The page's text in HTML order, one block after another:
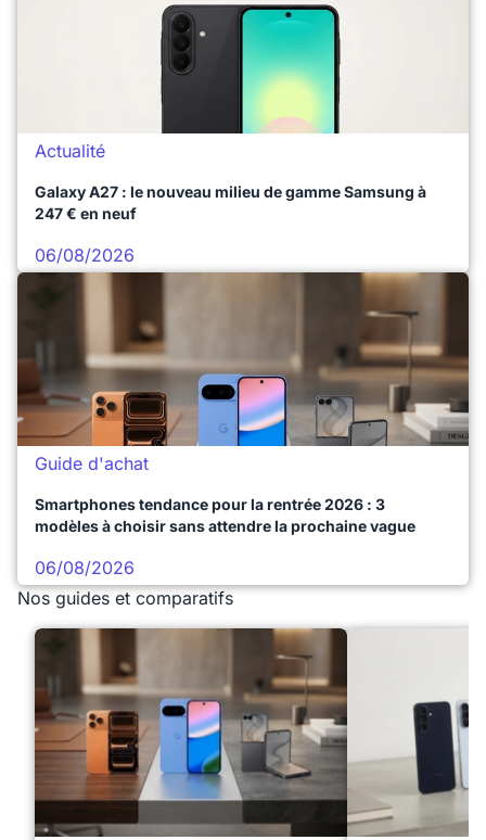
Actualité
Galaxy A27 : le nouveau milieu de gamme Samsung à
247 € en neuf
06/08/2026
Guide d'achat
Smartphones tendance pour la rentrée 2026 : 3
modèles à choisir sans attendre la prochaine vague
06/08/2026
Nos guides et comparatifs